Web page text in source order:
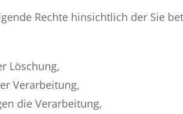
Rechte hinsichtlich der Sie
Löschung,
Verarbeitung,
die Verarbeitung,